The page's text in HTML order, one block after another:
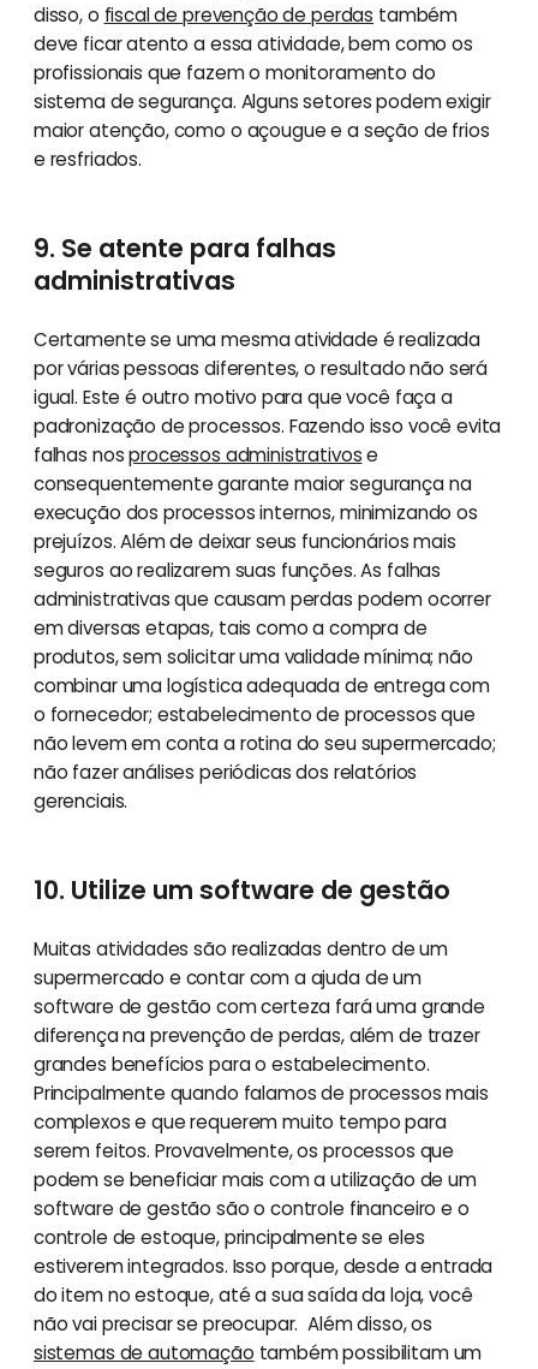
disso, o fiscal de prevenção de perdas também
deve ficar atento a essa atividade, bem como os
profissionais que fazem o monitoramento do
sistema de segurança. Alguns setores podem exigir
maior atenção, como o açougue e a seção de frios
e resfriados.
9. Se atente para falhas
administrativas
Certamente se uma mesma atividade é realizada
por várias pessoas diferentes, o resultado não será
igual. Este é outro motivo para que você faça a
padronização de processos. Fazendo isso você evita
falhas nosprocessos administrativose
consequentemente garante maior segurança na
execução dos processos internos, minimizando os
prejuízos. Além de deixar seus funcionários mais
seguros ao realizarem suas funções. As falhas
administrativas que causam perdas podem ocorrer
em diversas etapas, tais como a compra de
produtos, sem solicitar uma validade mínima; não
combinar uma logística adequada de entrega com
o fornecedor; estabelecimento de processos que
não levem em conta a rotina do seu supermercado;
não fazer análises periódicas dos relatórios
gerenciais.
10. Utilize um software de gestão
Muitas atividades são realizadas dentro de um
supermercado e contar com a ajuda de um
software de gestão com certeza fará uma grande
diferença na prevenção de perdas, além de trazer
grandes benefícios para o estabelecimento.
Principalmente quando falamos de processos mais
complexos e que requerem muito tempo para
serem feitos. Provavelmente, os processos que
podem se beneficiar mais com a utilização de um
software de gestão são o controle financeiro e o
controle de estoque, principalmente se eles
estiverem integrados. Isso porque, desde a entrada
do item no estoque, até a sua saída da loja, você
não vai precisar se preocupar. Além disso, os
sistemas de automação também possibilitam um